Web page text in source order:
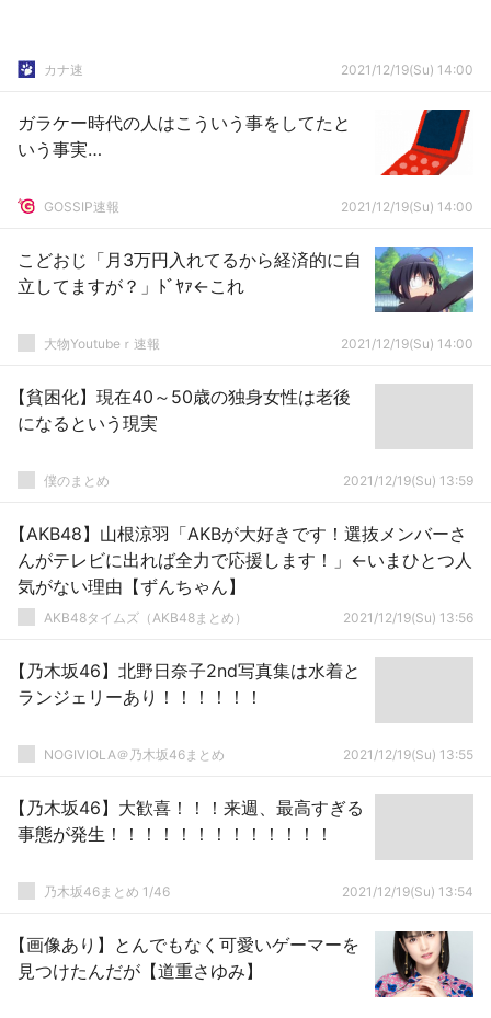
カナ速 2021/12/19(Su) 14:00
ガラケー時代の人はこういう事をしてたと
いう事実…
GOSSIP速報 2021/12/19(Su) 14:00
こどおじ「月3万円入れてるから経済的に自
立してますが？」ﾄﾞﾔｧ←これ
大物Youtubeｒ速報 2021/12/19(Su) 14:00
【貧困化】現在40～50歳の独身女性は老後
になるという現実
僕のまとめ 2021/12/19(Su) 13:59
【AKB48】山根涼羽「AKBが大好きです！選抜メンバーさ
んがテレビに出れば全力で応援します！」←いまひとつ人
気がない理由【ずんちゃん】
AKB48タイムズ（AKB48まとめ） 2021/12/19(Su) 13:56
【乃木坂46】北野日奈子2nd写真集は水着と
ランジェリーあり！！！！！！
NOGIVIOLA＠乃木坂46まとめ 2021/12/19(Su) 13:55
【乃木坂46】大歓喜！！！来週、最高すぎる
事態が発生！！！！！！！！！！！！！
乃木坂46まとめ 1/46 2021/12/19(Su) 13:54
【画像あり】とんでもなく可愛いゲーマーを
見つけたんだが【道重さゆみ】